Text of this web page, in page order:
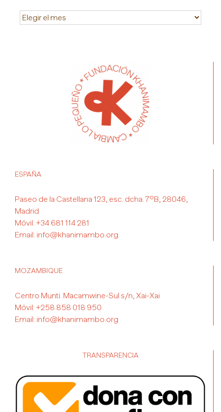
Historial
ESPAÑA
Paseo de la Castellana 123, esc. dcha. 7ºB, 28046,
Madrid
Móvil: +34 681 114 281
Email: info@khanimambo.org
MOZAMBIQUE
Centro Munti. Macamwine-Sul s/n, Xai-Xai
Móvil: +258 858 018 950
Email: info@khanimambo.org
TRANSPARENCIA